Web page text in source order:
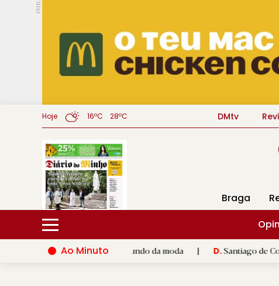
PUB.
Hoje 16ºC 28ºC DMtv
Braga
Ao Minuto
e à inovação do mundo da moda | D.Santiago de Compostela